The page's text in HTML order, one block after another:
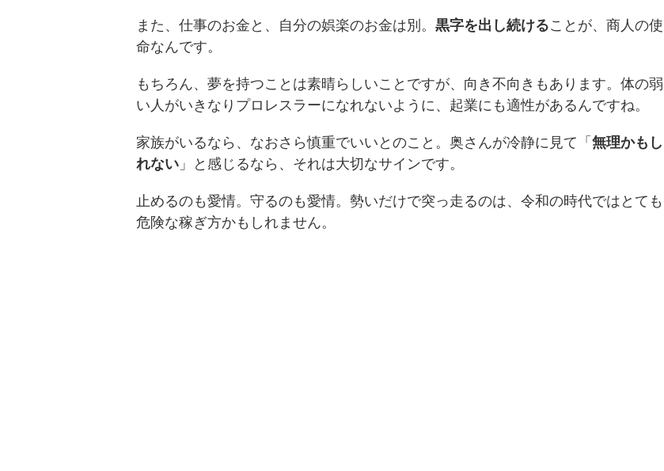
また、仕事のお金と、自分の娯楽のお金は別。 黒字を出し続けることが、商人の使
命なんです。
もちろん、夢を持つことは素晴らしいことですが、向き不向きもあります。体の弱
い人がいきなりプロレスラーになれないように、起業にも適性があるんですね。
家族がいるなら、なおさら慎重でいいとのこと。奥さんが冷静に見て「 無理かもし
れない 」と感じるなら、それは大切なサインです。
止めるのも愛情。守るのも愛情。勢いだけで突っ走るのは、令和の時代ではとても
危険な稼ぎ方かもしれません。